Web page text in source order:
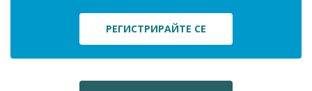
РЕГИСТРИРАЙТЕ СЕ